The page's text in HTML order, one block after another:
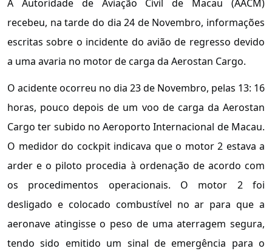
A Autoridade de Aviação Civil de Macau (AACM)
recebeu, na tarde do dia 24 de Novembro, informações
escritas sobre o incidente do avião de regresso devido
a uma avaria no motor de carga da Aerostan Cargo.
O acidente ocorreu no dia 23 de Novembro, pelas 13: 16
horas, pouco depois de um voo de carga da Aerostan
Cargo ter subido no Aeroporto Internacional de Macau.
O medidor do cockpit indicava que o motor 2 estava a
arder e o piloto procedia à ordenação de acordo com
os procedimentos operacionais. O motor 2 foi
desligado e colocado combustível no ar para que a
aeronave atingisse o peso de uma aterragem segura,
tendo sido emitido um sinal de emergência para o